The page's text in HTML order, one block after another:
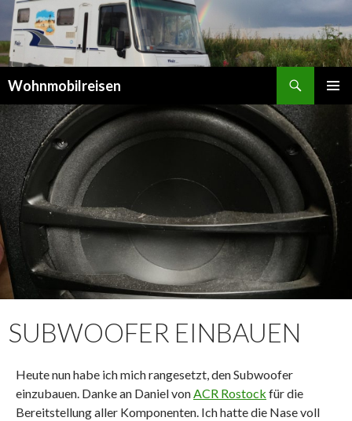
Wohnmobilreisen
ZUM
INHALT
SUBWOOFER EINBAUEN
Heute nun habe ich mich rangesetzt, den Subwoofer
einzubauen. Danke an Daniel vonACR Rostock für die
Bereitstellung aller Komponenten. Ich hatte die Nase voll